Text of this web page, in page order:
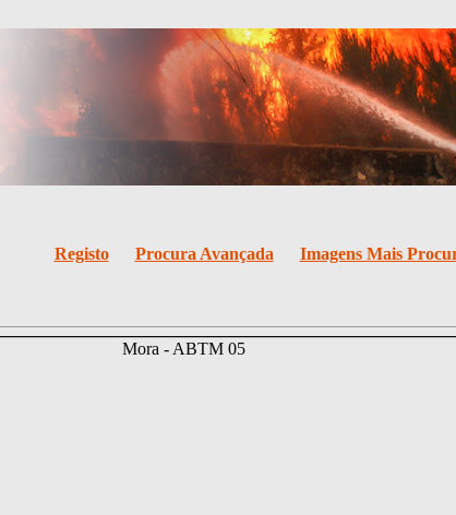
Registo Procura Avançada Imagens Mais